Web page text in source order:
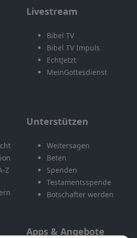
Livestream
Bibel TV
Bibel TV Impuls
EchtJetzt
MeinGottesdienst
Z
Unterstützen
Weitersagen
Beten
Spenden
Testamentsspende
Botschafter werden
Apps & Angebote